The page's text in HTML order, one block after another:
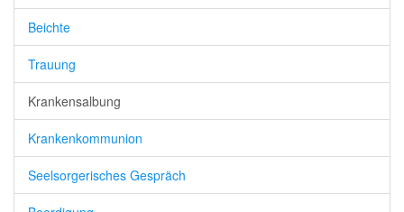
Jugend
Familie
Senioren
Ehrenamt
Ansprechpartner
Beichte
Trauung
Krankensalbung
Krankenkommunion
Seelsorgerisches Gespräch